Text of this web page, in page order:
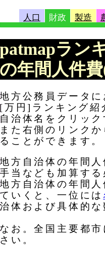
人口 財政 製造
patmapラン
の年間人件
地方公務員データ
[万円]ランキング紹
自治体名をクリッ
また右側のリンク
ることができます。
地方自治体の年間
手当なども加算する
地方自治体の年間
ていくと、一位には
治体および具体的
なお。全国主要都
さい。